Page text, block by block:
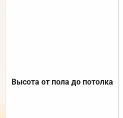
Высота от пола до потолка